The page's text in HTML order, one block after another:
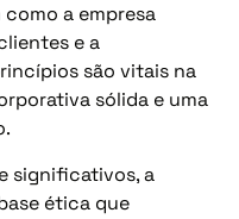
a empresa
e a
são vitais na
sólida e uma
significativos, a
ética que